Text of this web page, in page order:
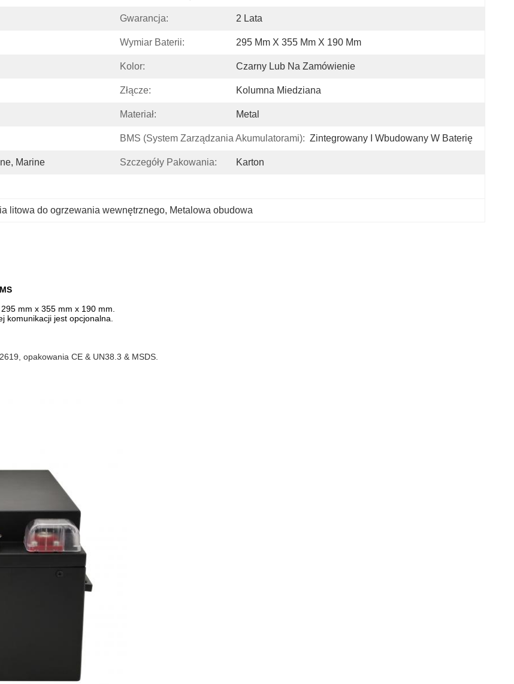
Gwarancja: 2 Lata
Wymiar Baterii: 295 Mm X 355 Mm X 190 Mm
Kolor: Czarny Lub Na Zamówienie
Złącze: Kolumna Miedziana
Materiał: Metal
BMS (system Zarządzania Akumulatorami): Zintegrowany I Wbudowany W Baterię
Marine Szczegóły Pakowania: Karton
litowa do ogrzewania wewnętrznego, Metalowa obudowa
mm x 355 mm x 190 mm.
komunikacji jest opcjonalna.
opakowania CE & UN38.3 & MSDS.